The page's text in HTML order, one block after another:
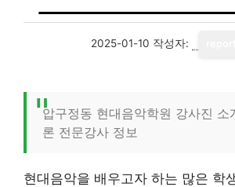
2025-01-10 작성자:
압구정동 현대음악학원 강사진 소
론 전문강사 정보
현대음악을 배우고자 하는 많은 학